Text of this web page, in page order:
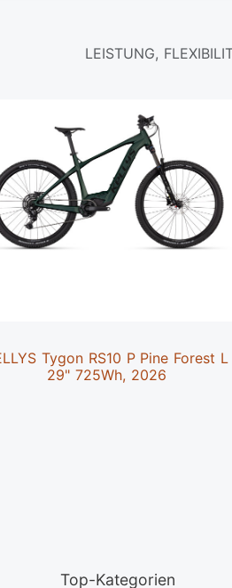
LEISTUNG,
Tygon RS10 P Pine Forest L
29" 725Wh, 2026
Top-Kategorien